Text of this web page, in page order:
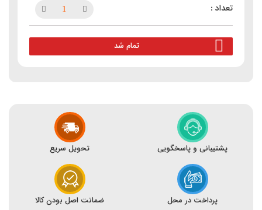
تمام شد
پشتیبانی و پاسخگویی تحویل سریع
پرداخت در محل ضمانت اصل بودن کالا